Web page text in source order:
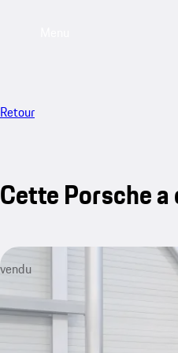
Retour
Cette Porsche a
vendu